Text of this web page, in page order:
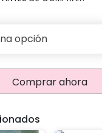
Comprar ahora